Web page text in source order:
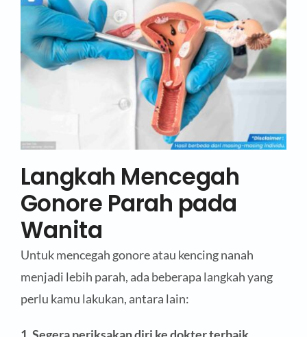
Langkah Mencegah
Gonore Parah pada
Wanita
Untuk mencegah gonore atau kencing nanah
menjadi lebih parah, ada beberapa langkah yang
perlu kamu lakukan, antara lain: